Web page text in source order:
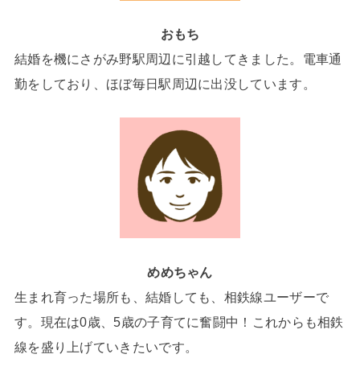
おもち
結婚を機にさがみ野駅周辺に引越してきました。電車通
勤をしており、ほぼ毎日駅周辺に出没しています。
めめちゃん
生まれ育った場所も、結婚しても、相鉄線ユーザーで
す。現在は0歳、5歳の子育てに奮闘中！これからも相鉄
線を盛り上げていきたいです。